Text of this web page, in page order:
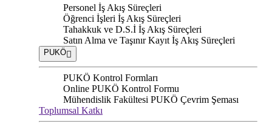
Personel İş Akış Süreçleri
Öğrenci İşleri İş Akış Süreçleri
Tahakkuk ve D.S.İ İş Akış Süreçleri
Satın Alma ve Taşınır Kayıt İş Akış Süreçleri
PUKÖ
PUKÖ Kontrol Formları
Online PUKÖ Kontrol Formu
Mühendislik Fakültesi PUKÖ Çevrim Şeması
Toplumsal Katkı